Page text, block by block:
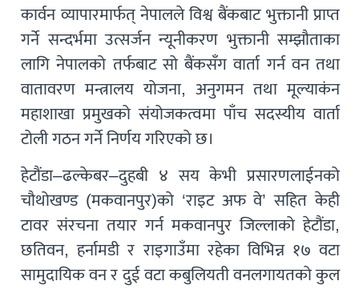
कार्वन व्यापारमार्फत् नेपालले विश्व बैंकबाट भुक्तानी प्राप्त
गर्ने सन्दर्भमा उत्सर्जन न्यूनीकरण भुक्तानी सम्झौताका
लागि नेपालको तर्फबाट सो बैंकसँग वार्ता गर्न वन तथा
वातावरण मन्त्रालय योजना, अनुगमन तथा मूल्याकंन
महाशाखा प्रमुखको संयोजकत्वमा पाँच सदस्यीय वार्ता
टोली गठन गर्ने निर्णय गरिएको छ।
हेटौंडा–ढल्केबर–दुहबी ४ सय केभी प्रसारणलाईनको
चौथोखण्ड (मकवानपुर)को ‘राइट अफ वे’ सहित केही
टावर संरचना तयार गर्न मकवानपुर जिल्लाको हेटौंडा,
छतिवन, हर्नामडी र राइगाउँमा रहेका विभिन्न १७ वटा
सामुदायिक वन र दुई वटा कबुलियती वनलगायतको कुल